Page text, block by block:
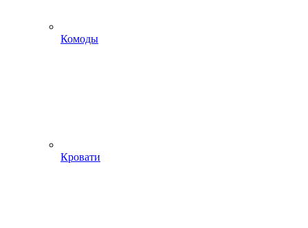
Комоды
Кровати